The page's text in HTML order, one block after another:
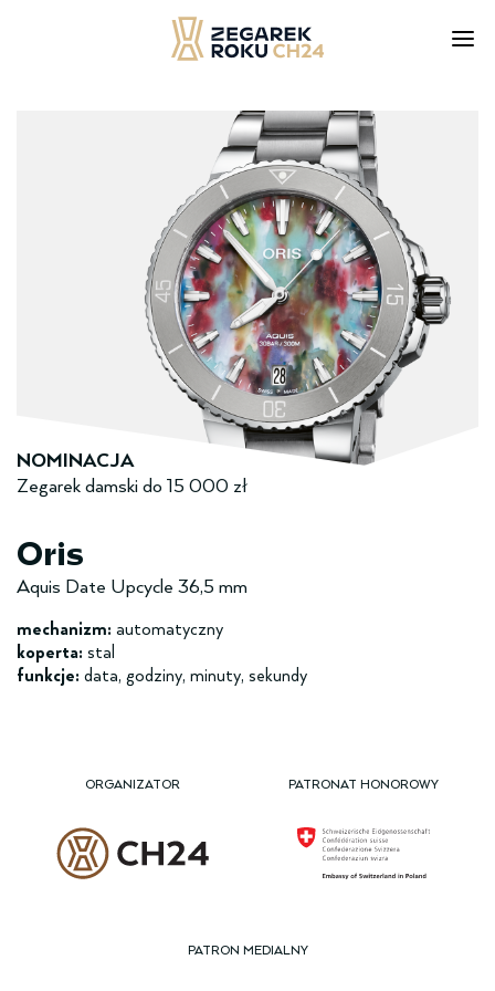
Oris
Aquis Date Upcycle 36,5 mm
mechanizm: automatyczny
koperta: stal
funkcje: data, godziny, minuty, sekundy
NOMINACJA
Zegarek damski ­do­ 15 000 zł
ORGANIZATOR PATRONAT HONOROWY
PATRON MEDIALNY